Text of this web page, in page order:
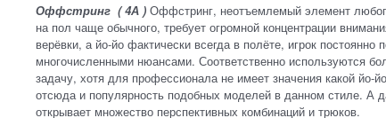
Оффстринг ( 4А ) Оффстринг, неотъемлемый элемент
на пол чаще обычного, требует огромной концентрации
верёвки, а йо-йо фактически всегда в полёте, игрок
многочисленными нюансами. Соответственно используются
задачу, хотя для профессионала не имеет значения какой
отсюда и популярность подобных моделей в данном стиле. А
открывает множество перспективных комбинаций и трюков.